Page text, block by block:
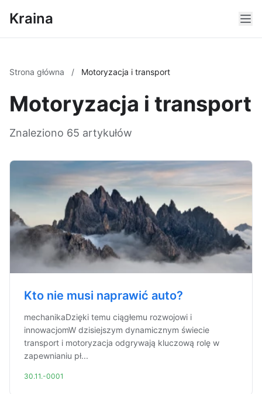
Kraina
Strona główna / Motoryzacja i transport
Motoryzacja i transport
Znaleziono 65 artykułów
Kto nie musi naprawić auto?
mechanikaDzięki temu ciągłemu rozwojowi i
innowacjomW dzisiejszym dynamicznym świecie
transport i motoryzacja odgrywają kluczową rolę w
zapewnianiu pł...
30.11.-0001